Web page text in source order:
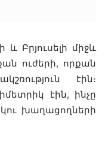
Բրյուսելի միջև
ուժերի, որքան
էին։
էին, ինչը
խաղացողների